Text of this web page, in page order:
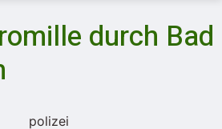
durch Bad